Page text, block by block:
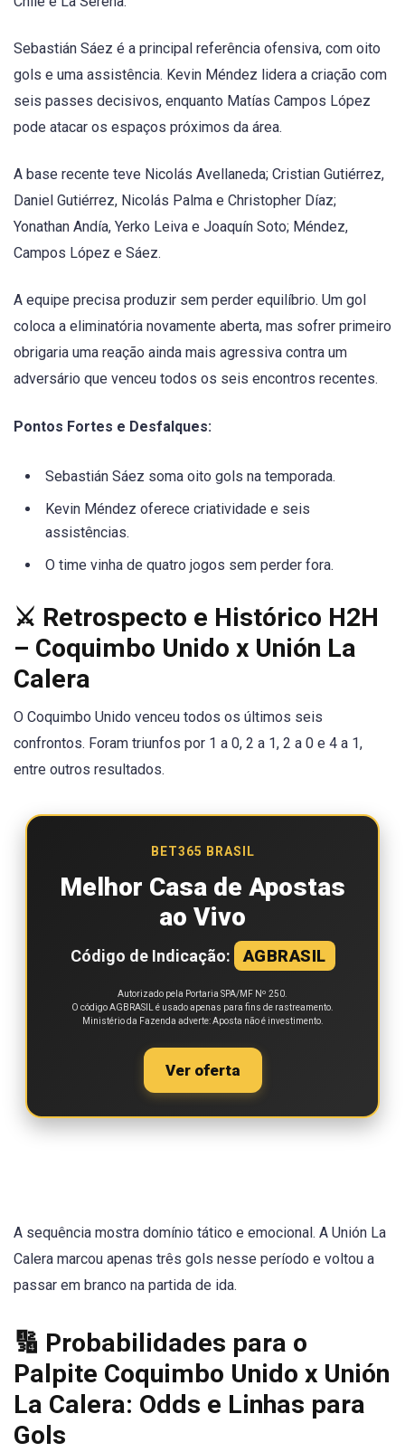
Sebastián Sáez é a principal referência ofensiva, com oito
gols e uma assistência. Kevin Méndez lidera a criação com
seis passes decisivos, enquanto Matías Campos López
pode atacar os espaços próximos da área.
A base recente teve Nicolás Avellaneda; Cristian Gutiérrez,
Daniel Gutiérrez, Nicolás Palma e Christopher Díaz;
Yonathan Andía, Yerko Leiva e Joaquín Soto; Méndez,
Campos López e Sáez.
A equipe precisa produzir sem perder equilíbrio. Um gol
coloca a eliminatória novamente aberta, mas sofrer primeiro
obrigaria uma reação ainda mais agressiva contra um
adversário que venceu todos os seis encontros recentes.
Pontos Fortes e Desfalques:
Sebastián Sáez soma oito gols na temporada.
Kevin Méndez oferece criatividade e seis
assistências.
O time vinha de quatro jogos sem perder fora.
⚔️ Retrospecto e Histórico H2H
– Coquimbo Unido x Unión La
Calera
O Coquimbo Unido venceu todos os últimos seis
confrontos. Foram triunfos por 1 a 0, 2 a 1, 2 a 0 e 4 a 1,
entre outros resultados.
BET365 BRASIL
Melhor Casa de Apostas
ao Vivo
Código de Indicação: AGBRASIL
Autorizado pela Portaria SPA/MF Nº 250.
O código AGBRASIL é usado apenas para fins de rastreamento.
Ministério da Fazenda adverte: Aposta não é investimento.
Ver oferta
A sequência mostra domínio tático e emocional. A Unión La
Calera marcou apenas três gols nesse período e voltou a
passar em branco na partida de ida.
🔢 Probabilidades para o
Palpite Coquimbo Unido x Unión
La Calera: Odds e Linhas para
Gols